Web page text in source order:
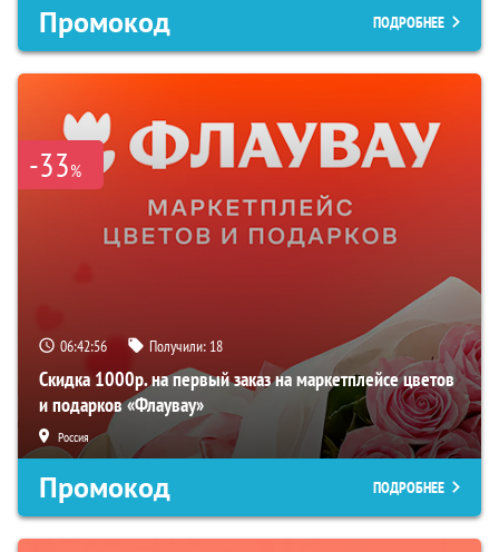
Промокод ПОДРОБНЕЕ
-33%
06:42:55 Получили: 18
Скидка 1000р. на первый заказ на маркетплейсе цветов
и подарков «Флаувау»
Россия
Промокод ПОДРОБНЕЕ